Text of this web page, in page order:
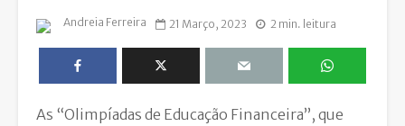
Andreia Ferreira 21 Março, 2023 2 min. leitura
As “Olimpíadas de Educação Financeira”, que